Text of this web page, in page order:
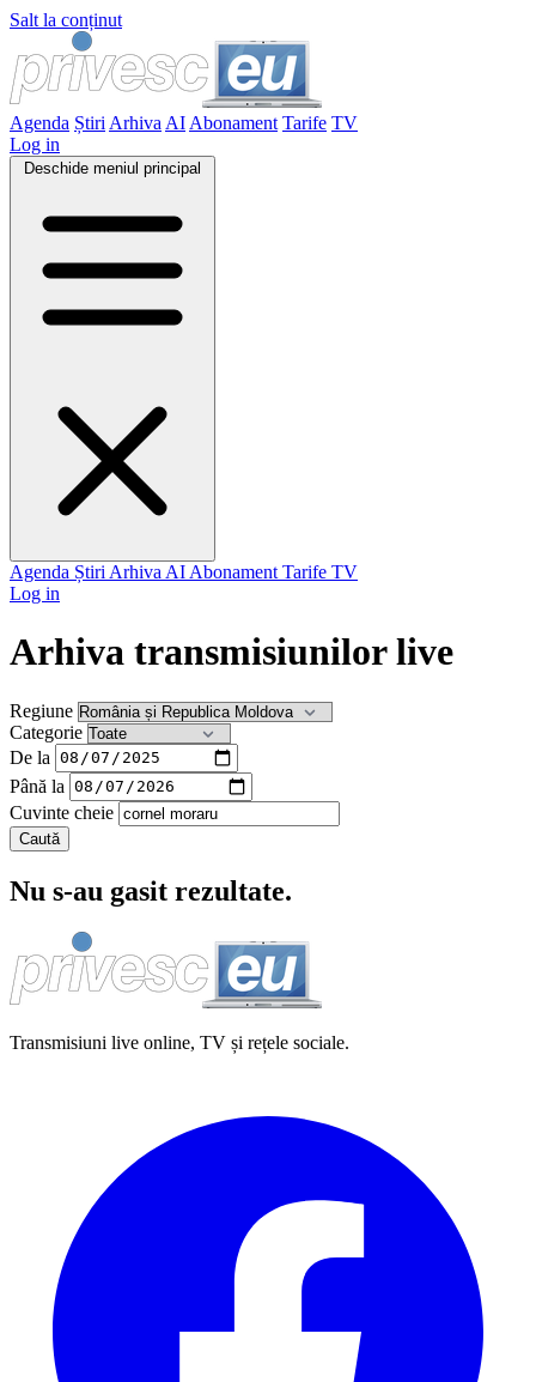
Salt la conținut
Agenda Știri Arhiva AI Abonament Tarife TV
Log in
Deschide meniul principal
Agenda Știri Arhiva AI Abonament Tarife TV
Log in
Arhiva transmisiunilor live
Regiune
Categorie
De la
Până la
Cuvinte cheie
Caută
Nu s-au gasit rezultate.
Transmisiuni live online, TV și rețele sociale.